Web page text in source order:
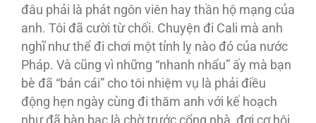
đâu phải là phát ngôn viên hay thần hộ mạng của
anh. Tôi đã cười từ chối. Chuyện đi Cali mà anh
nghĩ như thể đi chơi một tỉnh lỵ nào đó của nước
Pháp. Và cũng vì những “nhanh nhẩu” ấy mà bạn
bè đã “bán cái” cho tôi nhiệm vụ là phải điều
động hẹn ngày cùng đi thăm anh với kế hoạch